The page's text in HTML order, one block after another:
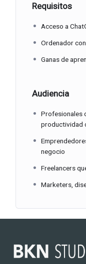
Requisitos
Acceso a
Ordenador
Ganas de
Audiencia
Profesionales
productividad
negocio
Freelancers
Marketers,